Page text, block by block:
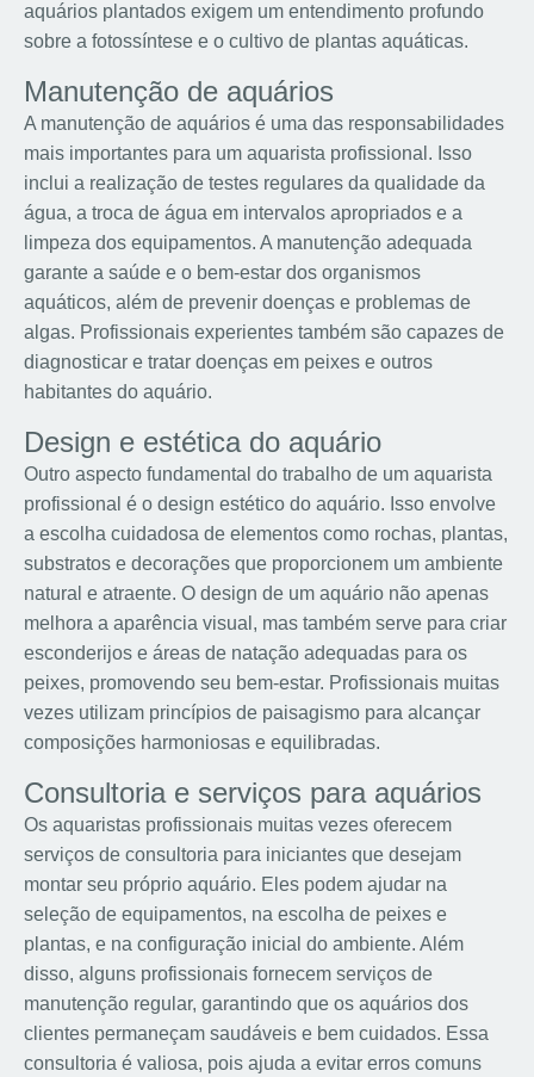
aquários plantados exigem um entendimento profundo
sobre a fotossíntese e o cultivo de plantas aquáticas.
Manutenção de aquários
A manutenção de aquários é uma das responsabilidades
mais importantes para um aquarista profissional. Isso
inclui a realização de testes regulares da qualidade da
água, a troca de água em intervalos apropriados e a
limpeza dos equipamentos. A manutenção adequada
garante a saúde e o bem-estar dos organismos
aquáticos, além de prevenir doenças e problemas de
algas. Profissionais experientes também são capazes de
diagnosticar e tratar doenças em peixes e outros
habitantes do aquário.
Design e estética do aquário
Outro aspecto fundamental do trabalho de um aquarista
profissional é o design estético do aquário. Isso envolve
a escolha cuidadosa de elementos como rochas, plantas,
substratos e decorações que proporcionem um ambiente
natural e atraente. O design de um aquário não apenas
melhora a aparência visual, mas também serve para criar
esconderijos e áreas de natação adequadas para os
peixes, promovendo seu bem-estar. Profissionais muitas
vezes utilizam princípios de paisagismo para alcançar
composições harmoniosas e equilibradas.
Consultoria e serviços para aquários
Os aquaristas profissionais muitas vezes oferecem
serviços de consultoria para iniciantes que desejam
montar seu próprio aquário. Eles podem ajudar na
seleção de equipamentos, na escolha de peixes e
plantas, e na configuração inicial do ambiente. Além
disso, alguns profissionais fornecem serviços de
manutenção regular, garantindo que os aquários dos
clientes permaneçam saudáveis e bem cuidados. Essa
consultoria é valiosa, pois ajuda a evitar erros comuns